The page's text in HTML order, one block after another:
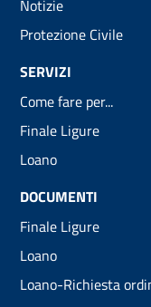
Notizie
Protezione Civile
SERVIZI
Come fare per...
Finale Ligure
Loano
DOCUMENTI
Finale Ligure
Loano
Loano-Richiesta